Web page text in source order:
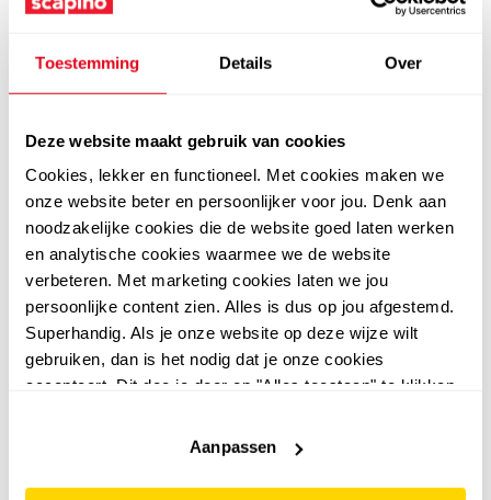
Toestemming Details Over
Deze website maakt gebruik van cookies
Cookies, lekker en functioneel. Met cookies maken we
onze website beter en persoonlijker voor jou. Denk aan
noodzakelijke cookies die de website goed laten werken
en analytische cookies waarmee we de website
verbeteren. Met marketing cookies laten we jou
persoonlijke content zien. Alles is dus op jou afgestemd.
Superhandig. Als je onze website op deze wijze wilt
gebruiken, dan is het nodig dat je onze cookies
accepteert. Dit doe je door op "Alles toestaan" te klikken.
website niet optimaal functioneert.
Aanpassen